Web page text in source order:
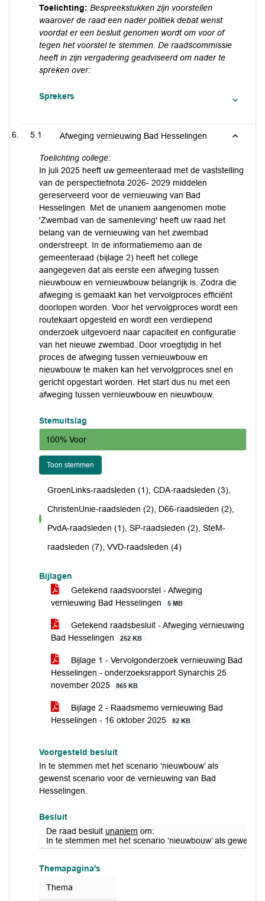
Toelichting: Bespreekstukken zijn voorstellen
waarover de raad een nader politiek debat wenst
voordat er een besluit genomen wordt om voor of
tegen het voorstel te stemmen. De raadscommissie
heeft in zijn vergadering geadviseerd om nader te
spreken over:
Sprekers
5.1 Afweging vernieuwing Bad Hesselingen
Toelichting college:
In juli 2025 heeft uw gemeenteraad met de vaststelling
van de perspectiefnota 2026- 2029 middelen
gereserveerd voor de vernieuwing van Bad
Hesselingen. Met de unaniem aangenomen motie
'Zwembad van de samenleving' heeft uw raad het
belang van de vernieuwing van het zwembad
onderstreept. In de informatiememo aan de
gemeenteraad (bijlage 2) heeft het college
aangegeven dat als eerste een afweging tussen
nieuwbouw en vernieuwbouw belangrijk is. Zodra die
afweging is gemaakt kan het vervolgproces efficiënt
doorlopen worden. Voor het vervolgproces wordt een
routekaart opgesteld en wordt een verdiepend
onderzoek uitgevoerd naar capaciteit en configuratie
van het nieuwe zwembad. Door vroegtijdig in het
proces de afweging tussen vernieuwbouw en
nieuwbouw te maken kan het vervolgproces snel en
gericht opgestart worden. Het start dus nu met een
afweging tussen vernieuwbouw en nieuwbouw.
Stemuitslag
100% Voor
Toon stemmen
voor
GroenLinks-raadsleden (1), CDA-raadsleden (3),
ChristenUnie-raadsleden (2), D66-raadsleden (2),
PvdA-raadsleden (1), SP-raadsleden (2), SteM-
raadsleden (7), VVD-raadsleden (4)
Bijlagen
Getekend raadsvoorstel - Afweging
vernieuwing Bad Hesselingen
5 MB
Getekend raadsbesluit - Afweging vernieuwing
Bad Hesselingen
252 KB
Bijlage 1 - Vervolgonderzoek vernieuwing Bad
Hesselingen - onderzoeksrapport Synarchis 25
november 2025
865 KB
Bijlage 2 - Raadsmemo vernieuwing Bad
Hesselingen - 16 oktober 2025
82 KB
Voorgesteld besluit
In te stemmen met het scenario ‘nieuwbouw’ als
gewenst scenario voor de vernieuwing van Bad
Hesselingen.
Besluit
De raad besluit unaniem om:
In te stemmen met het scenario ‘nieuwbouw’ als
Themapagina's
Thema